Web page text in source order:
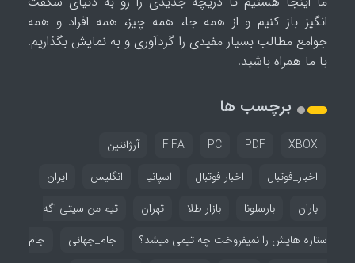
انگیز باز کنیم و از همه جا، همه چیز، همه افراد و همه
جوامع مطالب بسیار مفیدی را گردآوری و به نمایش بگذاریم.
با ما همراه باشید.
برچسب ها
FIFA PC PDF XBOX
آرژانتین
اخبار_فوتبال
اخبار فوتبال اسپانیا انگلیس
ایران
باران
بارسلونا بازار طلا تهران
تیم من سیتی اگه
ستاره هایش را نمیفروخت چه تیمی میشد؟
جام_جهانی جام